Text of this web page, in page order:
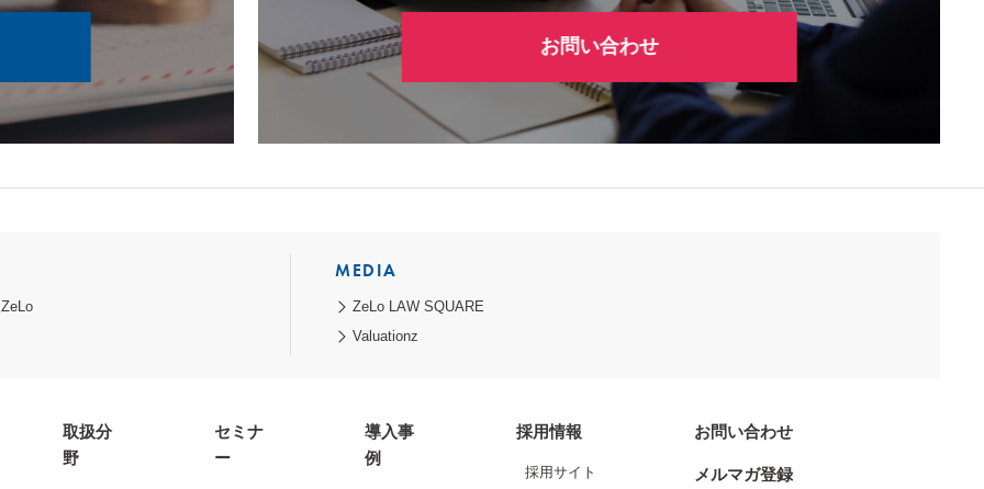
お問い合わせ
MEDIA
ZeLo LAW SQUARE
Valuationz
取扱分
野
セミナ
ー
導入事
例
採用情報
採用サイト
お問い合わせ
メルマガ登録